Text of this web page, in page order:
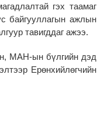
гэх таамаг
байгууллагын ажлын
тавигддаг ажээ.
МАН-ын бүлгийн дэд
Ерөнхийлөгчийн